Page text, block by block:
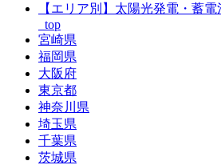
【エリア別】太陽光発電・蓄
_top
宮崎県
福岡県
大阪府
東京都
神奈川県
埼玉県
千葉県
茨城県